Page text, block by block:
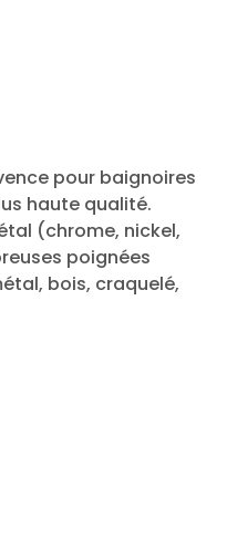
pour baignoires
haute qualité.
(chrome, nickel,
poignées
bois, craquelé,